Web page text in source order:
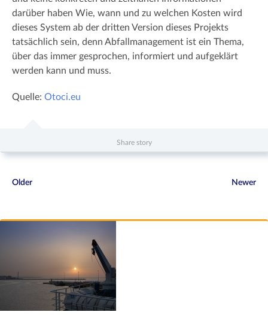
darüber haben Wie, wann und zu welchen Kosten wird
dieses System ab der dritten Version dieses Projekts
tatsächlich sein, denn Abfallmanagement ist ein Thema,
über das immer gesprochen, informiert und aufgeklärt
werden kann und muss.
Quelle: Otoci.eu
Share story
Older Newer